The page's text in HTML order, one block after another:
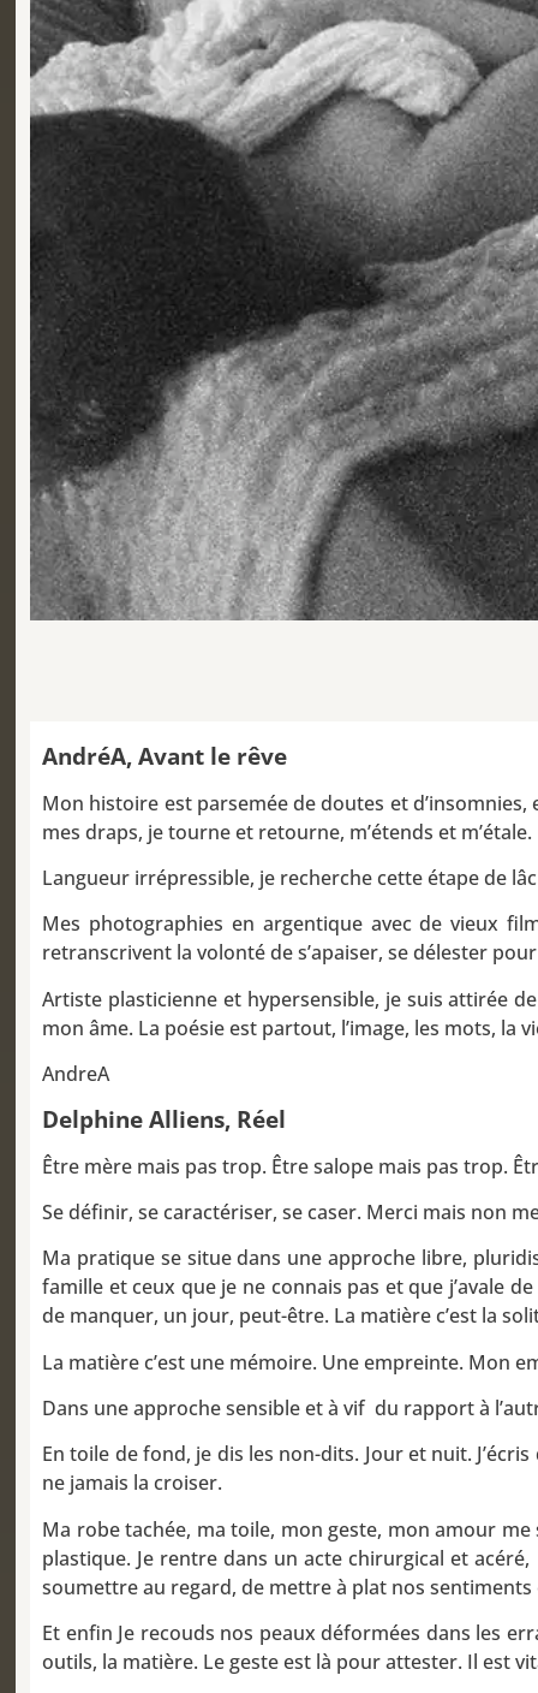
AndréA, Avant le rêve
Mon histoire est parsemée de doutes et
mes draps, je tourne et retourne, m’étends et m’étale.
Langueur irrépressible, je recherche cette étape de
Mes photographies en argentique avec de vieux
retranscrivent la volonté de s’apaiser, se délester
Artiste plasticienne et hypersensible, je suis attirée
mon âme. La poésie est partout, l’image, les mots, la
AndreA
Delphine Alliens, Réel
Être mère mais pas trop. Être salope mais pas trop.
Se définir, se caractériser, se caser. Merci mais non
Ma pratique se situe dans une approche libre,
famille et ceux que je ne connais pas et que j’avale
de manquer, un jour, peut-être. La matière c’est la
La matière c’est une mémoire. Une empreinte. Mon
Dans une approche sensible et à vif du rapport à
En toile de fond, je dis les non-dits. Jour et nuit.
ne jamais la croiser.
Ma robe tachée, ma toile, mon geste, mon amour me
plastique. Je rentre dans un acte chirurgical et
soumettre au regard, de mettre à plat nos
Et enfin Je recouds nos peaux déformées dans les
outils, la matière. Le geste est là pour attester. Il est